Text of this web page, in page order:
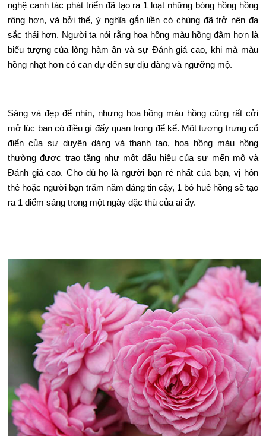
nghệ canh tác phát triển đã tạo ra 1 loạt những bóng hồng hồng
rộng hơn, và bởi thế, ý nghĩa gắn liền có chúng đã trở nên đa
sắc thái hơn. Người ta nói rằng hoa hồng màu hồng đậm hơn là
biểu tượng của lòng hàm ân và sự Đánh giá cao, khi mà màu
hồng nhạt hơn có can dự đến sự dịu dàng và ngưỡng mộ.
Sáng và đẹp để nhìn, nhưng hoa hồng màu hồng cũng rất cởi
mở lúc bạn có điều gì đấy quan trọng để kể. Một tượng trưng cổ
điển của sự duyên dáng và thanh tao, hoa hồng màu hồng
thường được trao tặng như một dấu hiệu của sự mến mộ và
Đánh giá cao. Cho dù họ là người bạn rẻ nhất của bạn, vị hôn
thê hoặc người bạn trăm năm đáng tin cậy, 1 bó huê hồng sẽ tạo
ra 1 điểm sáng trong một ngày đặc thù của ai ấy.